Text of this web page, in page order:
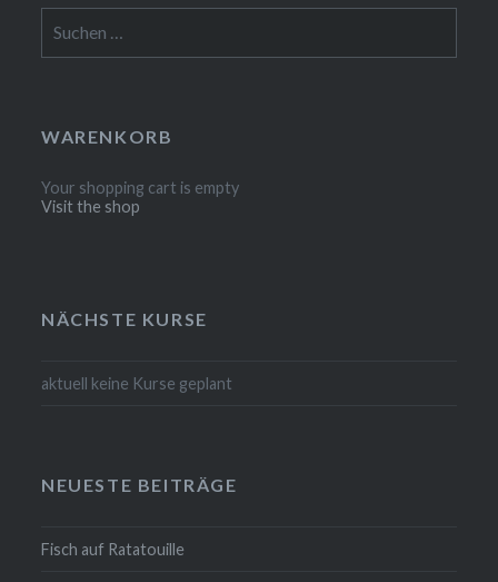
nach:
WARENKORB
Your shopping cart is empty
Visit the shop
NÄCHSTE KURSE
aktuell keine Kurse geplant
NEUESTE BEITRÄGE
Fisch auf Ratatouille